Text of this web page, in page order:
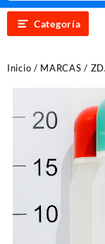
Categoría
Inicio / MARCAS /